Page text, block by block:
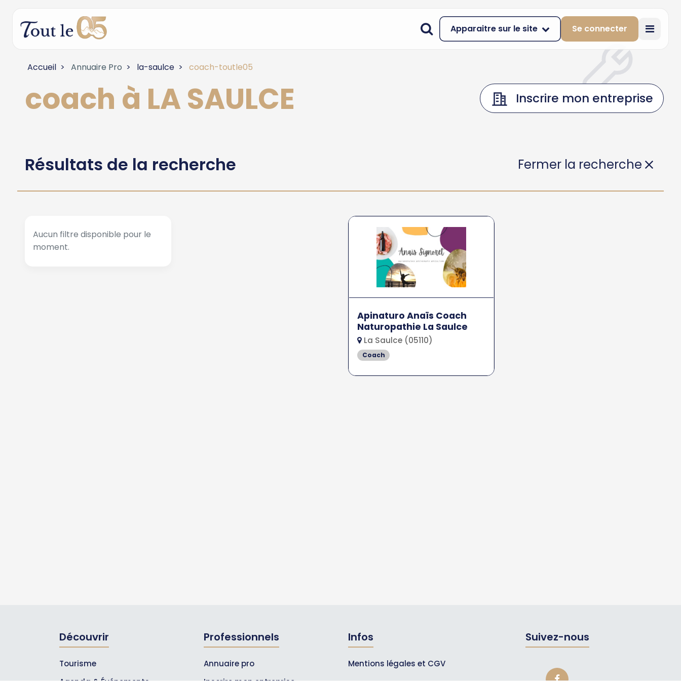
Apparaitre sur le site Se connecter
Accueil Annuaire Pro la-saulce coach-toutle05
coach à LA SAULCE Inscrire mon entreprise
Résultats de la recherche Fermer la recherche
Aucun filtre disponible pour le
moment.
Apinaturo Anaïs Coach
Naturopathie La Saulce
La Saulce (05110)
Coach
Découvrir
Tourisme
Professionnels
Annuaire pro
Infos
Mentions légales et CGV
Suivez-nous